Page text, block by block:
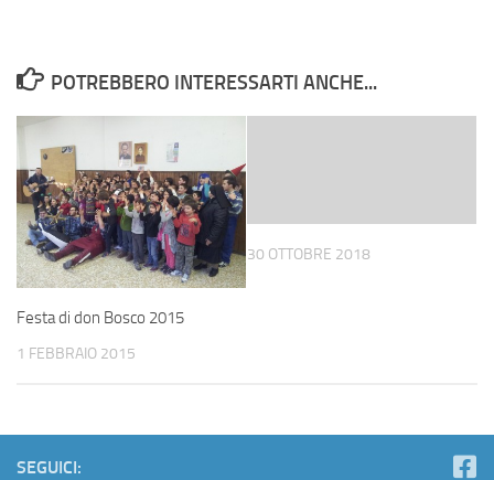
POTREBBERO INTERESSARTI ANCHE...
Festa di don Bosco 2015
1 FEBBRAIO 2015
30 OTTOBRE 2018
SEGUICI: